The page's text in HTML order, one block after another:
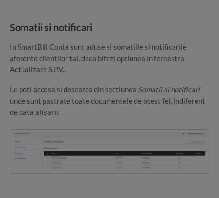
Somatii si notificari
In SmartBill Conta sunt aduse si somatiile si notificarile
aferente clientilor tai, daca bifezi optiunea in fereastra
Actualizare S.P.V..
Le poti accesa si descarca din sectiunea Somatii si notificari
unde sunt pastrate toate documentele de acest fel, indiferent
de data afișarii.